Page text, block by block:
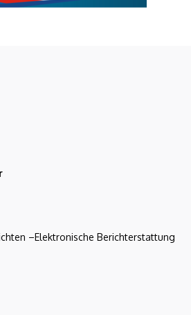
–Elektronische Berichterstattung